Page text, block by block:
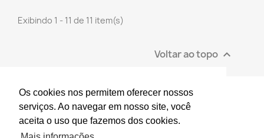
Os cookies nos permitem oferecer nossos
serviços. Ao navegar em nosso site, você
aceita o uso que fazemos dos cookies.
Exibindo 1 - 11 de 11 item(s)
Voltar ao topo 
© 2026 - Desenvolvido por GFInfo.com.br